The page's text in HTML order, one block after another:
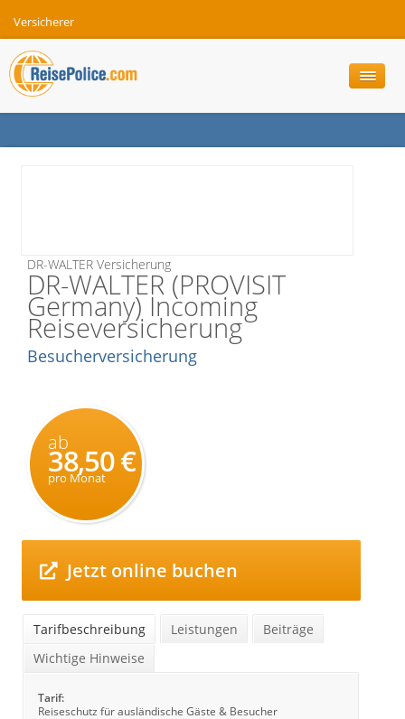
Versicherer
DR-WALTER Versicherung
DR-WALTER (PROVISIT
Germany) Incoming
Reiseversicherung
Besucherversicherung
ab
38,50 €
pro Monat
Jetzt online buchen
Tarifbeschreibung Leistungen
Beiträge
Wichtige Hinweise
Tarif:
Reiseschutz für ausländische Gäste & Besucher